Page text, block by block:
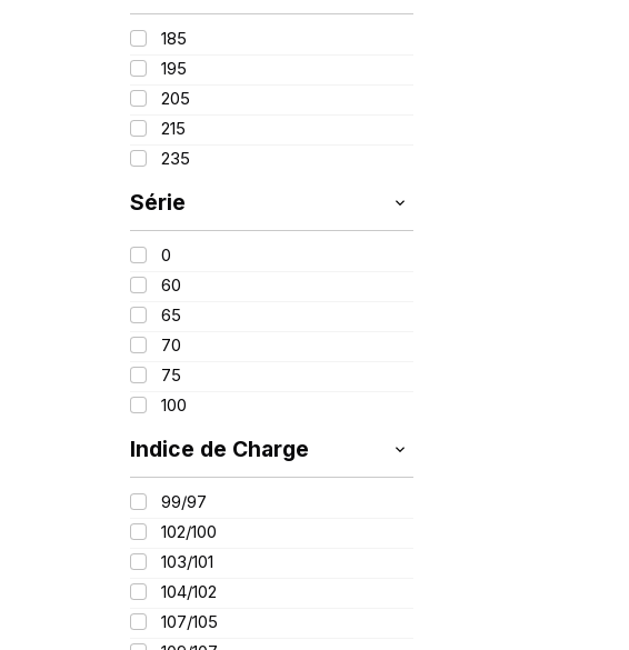
185
195
205
215
235
Série
0
60
65
70
75
100
Indice de Charge
99/97
102/100
103/101
104/102
107/105